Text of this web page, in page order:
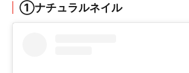
①ナチュラルネイル